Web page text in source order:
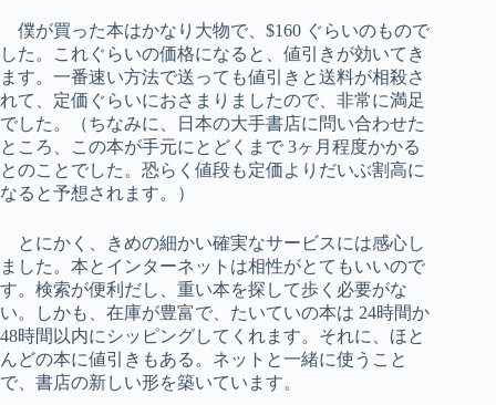
僕が買った本はかなり大物で、$160 ぐらいのもので
した。これぐらいの価格になると、値引きが効いてき
ます。一番速い方法で送っても値引きと送料が相殺さ
れて、定価ぐらいにおさまりましたので、非常に満足
でした。（ちなみに、日本の大手書店に問い合わせた
ところ、この本が手元にとどくまで 3ヶ月程度かかる
とのことでした。恐らく値段も定価よりだいぶ割高に
なると予想されます。）
とにかく、きめの細かい確実なサービスには感心し
ました。本とインターネットは相性がとてもいいので
す。検索が便利だし、重い本を探して歩く必要がな
い。しかも、在庫が豊富で、たいていの本は 24時間か
48時間以内にシッピングしてくれます。それに、ほと
んどの本に値引きもある。ネットと一緒に使うこと
で、書店の新しい形を築いています。